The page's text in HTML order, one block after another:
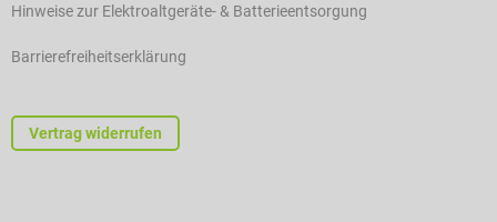
Hinweise zur Elektroaltgeräte- & Batterieentsorgung
Barrierefreiheitserklärung
Vertrag widerrufen